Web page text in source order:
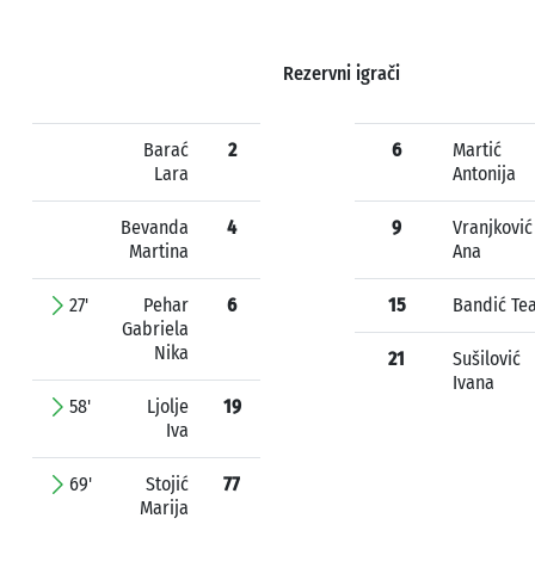
Rezervni igrači
Barać
Lara
2
Bevanda
Martina
4
27'
Pehar
Gabriela
Nika
6
58'
Ljolje
Iva
19
69'
Stojić
Marija
77
6
Martić
Antonija
9
Vranjković
Ana
15 Bandić
21
Sušilović
Ivana